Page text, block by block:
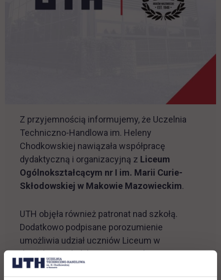
Z przyjemnością informujemy, że Uczelnia
Techniczno-Handlowa im. Heleny
Chodkowskiej nawiązała współpracę
dydaktyczną i organizacyjną z Liceum
Ogólnokształcącym nr I im. Marii Curie-
Skłodowskiej w Makowie Mazowieckim.
UTH objęła również patronat nad szkołą.
Dodatkowo podpisane porozumienie
umożliwia udział uczniów Liceum w
działalności dydaktycznej Uczelni.